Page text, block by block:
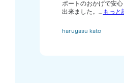
ポートのおかげで安
出来ました。... もっと
haruyasu kato